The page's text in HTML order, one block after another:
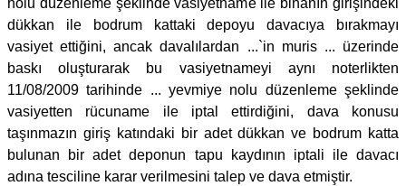
nolu düzenleme şeklinde vasiyetname ile binanın girişindeki
dükkan ile bodrum kattaki depoyu davacıya bırakmayı
vasiyet ettiğini, ancak davalılardan ...`in muris ... üzerinde
baskı oluşturarak bu vasiyetnameyi aynı noterlikten
11/08/2009 tarihinde ... yevmiye nolu düzenleme şeklinde
vasiyetten rücuname ile iptal ettirdiğini, dava konusu
taşınmazın giriş katındaki bir adet dükkan ve bodrum katta
bulunan bir adet deponun tapu kaydının iptali ile davacı
adına tesciline karar verilmesini talep ve dava etmiştir.